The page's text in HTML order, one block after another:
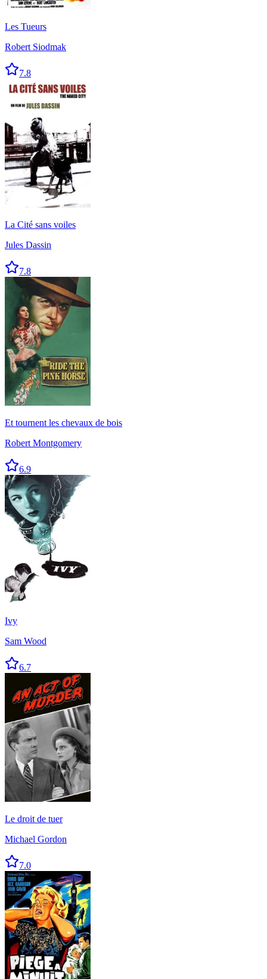
Les Tueurs
Robert Siodmak
7.8
La Cité sans voiles
Jules Dassin
7.8
Et tournent les chevaux de bois
Robert Montgomery
6.9
Ivy
Sam Wood
6.7
Le droit de tuer
Michael Gordon
7.0